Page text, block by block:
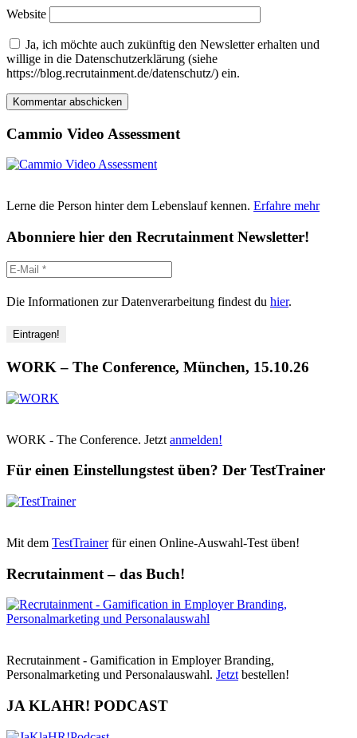
Website
Ja, ich möchte auch zukünftig den Newsletter erhalten und
willige in die Datenschutzerklärung (siehe
https://blog.recrutainment.de/datenschutz/) ein.
Cammio Video Assessment
Lerne die Person hinter dem Lebenslauf kennen. Erfahre mehr
Abonniere hier den Recrutainment Newsletter!
Die Informationen zur Datenverarbeitung findest du hier.
WORK – The Conference, München, 15.10.26
WORK - The Conference. Jetzt anmelden!
Für einen Einstellungstest üben? Der TestTrainer
Mit dem TestTrainerfür einen Online-Auswahl-Test üben!
Recrutainment – das Buch!
Recrutainment - Gamification in Employer Branding,
Personalmarketing und Personalauswahl. Jetzt bestellen!
JA KLAHR! PODCAST